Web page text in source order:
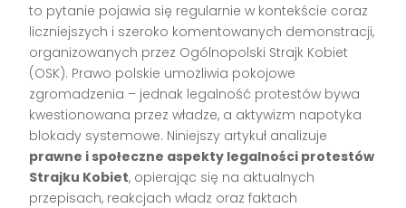
to pytanie pojawia się regularnie w kontekście coraz
liczniejszych i szeroko komentowanych demonstracji,
organizowanych przez Ogólnopolski Strajk Kobiet
(OSK). Prawo polskie umożliwia pokojowe
zgromadzenia – jednak legalność protestów bywa
kwestionowana przez władze, a aktywizm napotyka
blokady systemowe. Niniejszy artykuł analizuje
prawne i społeczne aspekty legalności protestów
Strajku Kobiet, opierając się na aktualnych
przepisach, reakcjach władz oraz faktach